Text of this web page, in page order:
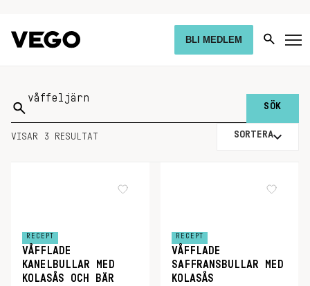
BLI MEDLEM
Sök
på:
VISAR 3 RESULTAT SORTERA
RECEPT
VÅFFLADE
KANELBULLAR MED
KOLASÅS OCH BÄR
RECEPT
VÅFFLADE
SAFFRANSBULLAR MED
KOLASÅS